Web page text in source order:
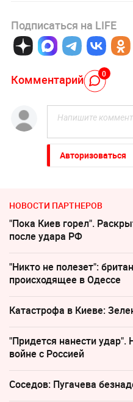
Подписаться на LIFE
Комментарий 0
Авторизоваться
НОВОСТИ ПАРТНЕРОВ
"Пока Киев горел".
после удара РФ
"Никто не полезет":
происходящее в Одессе
Катастрофа в Киеве:
"Придется нанести
войне с Россией
Соседов: Пугачева